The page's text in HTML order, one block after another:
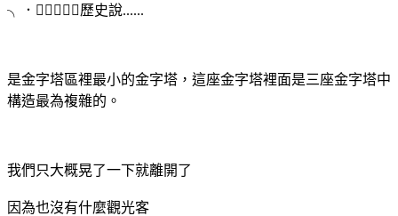
╮．﹏．╭歷史說......
是金字塔區裡最小的金字塔，這座金字塔裡面是三座金字塔中
構造最為複雜的。
我們只大概晃了一下就離開了
因為也沒有什麼觀光客